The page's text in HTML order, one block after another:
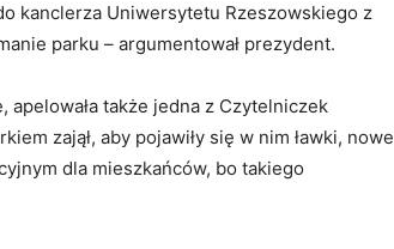
kanclerza Uniwersytetu Rzeszowskiego z
parku – argumentował prezydent.
apelowała także jedna z Czytelniczek
zajął, aby pojawiły się w nim ławki, nowe
dla mieszkańców, bo takiego